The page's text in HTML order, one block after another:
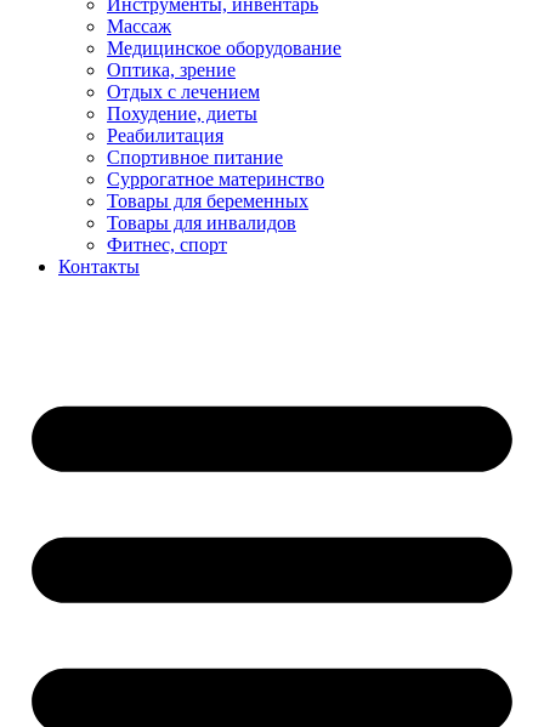
Массаж
Медицинское оборудование
Оптика, зрение
Отдых с лечением
Похудение, диеты
Реабилитация
Спортивное питание
Суррогатное материнство
Товары для беременных
Товары для инвалидов
Фитнес, спорт
Контакты